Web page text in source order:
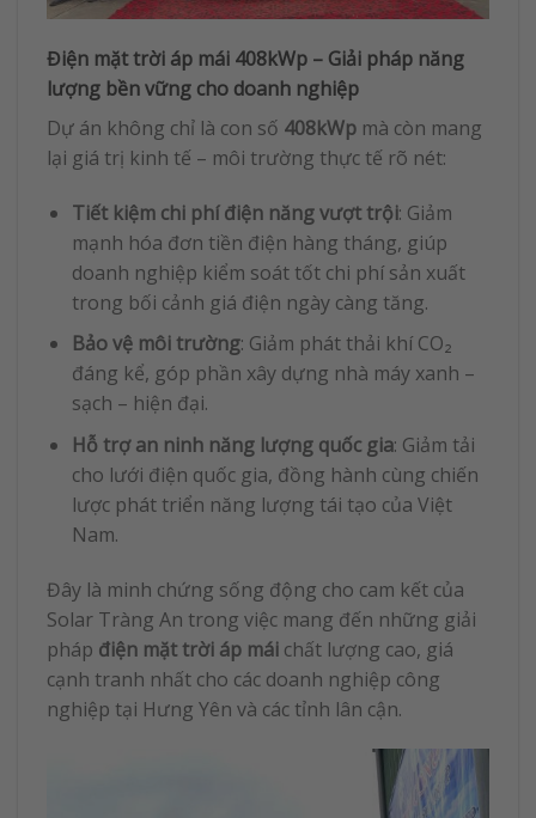
Điện mặt trời áp mái 408kWp – Giải pháp năng
lượng bền vững cho doanh nghiệp
Dự án không chỉ là con số 408kWp mà còn mang
lại giá trị kinh tế – môi trường thực tế rõ nét:
Tiết kiệm chi phí điện năng vượt trội: Giảm
mạnh hóa đơn tiền điện hàng tháng, giúp
doanh nghiệp kiểm soát tốt chi phí sản xuất
trong bối cảnh giá điện ngày càng tăng.
Bảo vệ môi trường: Giảm phát thải khí CO₂
đáng kể, góp phần xây dựng nhà máy xanh –
sạch – hiện đại.
Hỗ trợ an ninh năng lượng quốc gia: Giảm tải
cho lưới điện quốc gia, đồng hành cùng chiến
lược phát triển năng lượng tái tạo của Việt
Nam.
Đây là minh chứng sống động cho cam kết của
Solar Tràng An trong việc mang đến những giải
pháp điện mặt trời áp mái chất lượng cao, giá
cạnh tranh nhất cho các doanh nghiệp công
nghiệp tại Hưng Yên và các tỉnh lân cận.